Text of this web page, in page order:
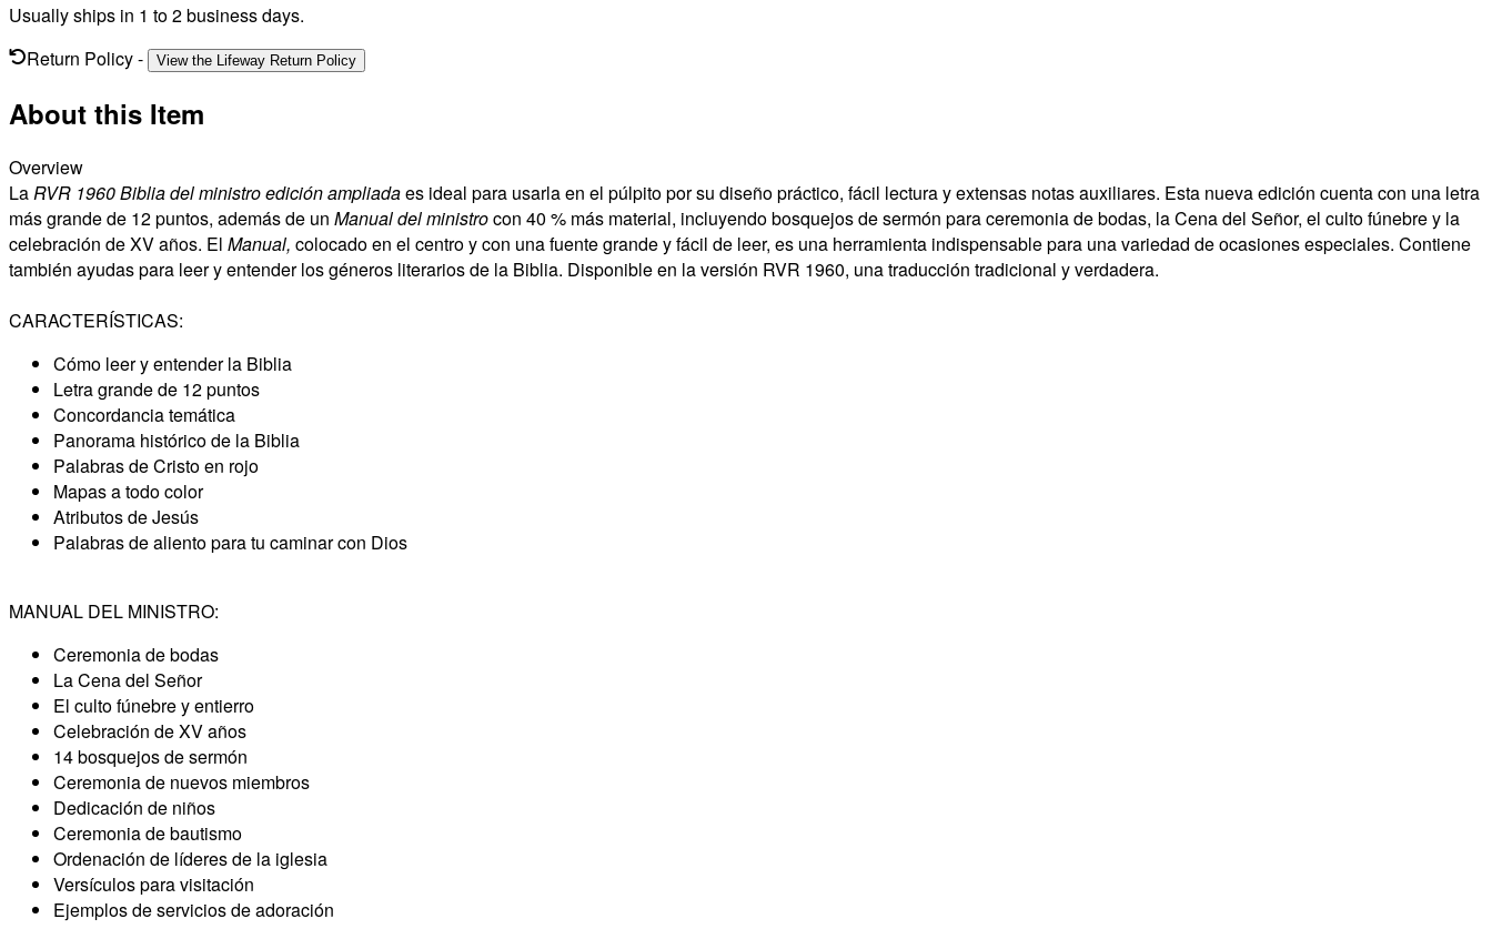
Usually ships in 1 to 2 business days.
Return Policy- View the Lifeway Return Policy
About this Item
Overview
LaRVR 1960 Biblia del ministro edición ampliadaes ideal para usarla en el púlpito por su diseño práctico, fácil lectura y extensas notas auxiliares. Esta nueva edición cuenta con una letra
más grande de 12 puntos, además de un Manual del ministrocon 40 % más material, incluyendo bosquejos de sermón para ceremonia de bodas, la Cena del Señor, el culto fúnebre y la
celebración de XV años. El Manual, colocado en el centro y con una fuente grande y fácil de leer, es una herramienta indispensable para una variedad de ocasiones especiales. Contiene
también ayudas para leer y entender los géneros literarios de la Biblia. Disponible en la versión RVR 1960, una traducción tradicional y verdadera.
CARACTERÍSTICAS:
Cómo leer y entender la Biblia
Letra grande de 12 puntos
Concordancia temática
Panorama histórico de la Biblia
Palabras de Cristo en rojo
Mapas a todo color
Atributos de Jesús
Palabras de aliento para tu caminar con Dios
MANUAL DEL MINISTRO:
Ceremonia de bodas
La Cena del Señor
El culto fúnebre y entierro
Celebración de XV años
14 bosquejos de sermón
Ceremonia de nuevos miembros
Dedicación de niños
Ceremonia de bautismo
Ordenación de líderes de la iglesia
Versículos para visitación
Ejemplos de servicios de adoración